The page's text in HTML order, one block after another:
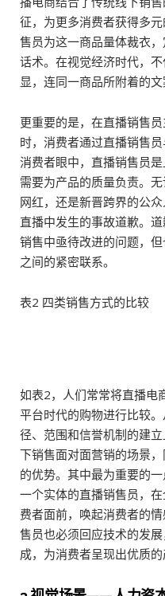
征，为更多消费者获得多
售员为这一商品量体裁衣
话术。在视觉经济时代，
显，连同一商品所附着的
更重要的是，在直播销售
时，消费者通过直播销售
消费者眼中，直播销售员
需要为产品的质量负责。
网红，还是新晋跨界的公
直播中发生的事故道歉。
销售中亟待改进的问题，
之间的紧密联系。
表2 四类销售方式的比较
如表2，人们常常将直播电
平台时代的购物进行比较
径、范围和信誉机制的建
下销售面对面营销的场景
的优势。其中最为重要的
一个实体的直播销售员，
费者面前，唤起消费者的
售员也必须回应技术的发
成，为消费者呈现出优质的